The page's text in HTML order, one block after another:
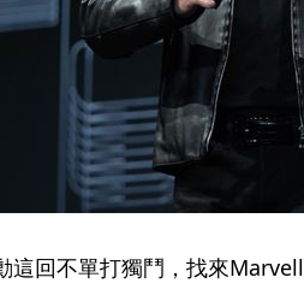
這回不單打獨鬥，找來Marvell